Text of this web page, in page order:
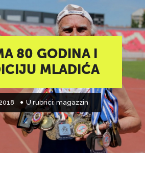
80 GODINA I
MLADIĆA
U rubrici:magazzin